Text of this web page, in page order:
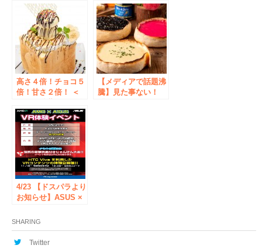
写真をInstagramに
投稿して「チーズフ
ォンデュパスポー
ト」をゲット！ハロ
ウィンフォトコンテ
スト開催！
が登場！柔らかシル
クロースト製法の
『トルネードロース
トビーフ丼』販売開
始
高さ４倍！チョコ５
倍！甘さ２倍！ ＜
店＞が、ハニトーの
限界に挑戦！ 「史
上最長ハニトー」２
月１２日～販売開始
【メディアで話題沸
騰】見た事ない！
4/23 【ドスパラより
お知らせ】ASUS ×
ドスパラ秋葉原本店
を開催！
SHARING
Twitter